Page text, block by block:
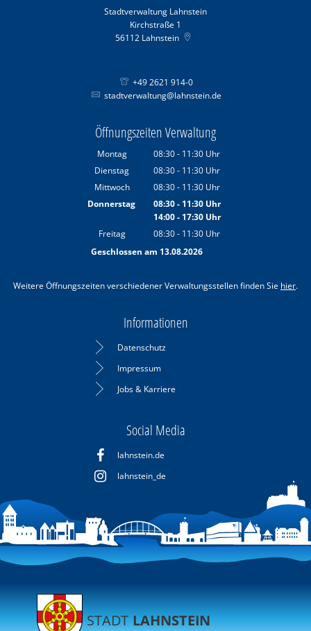
Stadtverwaltung Lahnstein
Kirchstraße 1
56112 Lahnstein
+49 2621 914-0
stadtverwaltung@lahnstein.de
Öffnungszeiten Verwaltung
Montag 08:30- 11:30 Uhr
Von 08:30 bis 11:30 Uhr
Dienstag 08:30- 11:30 Uhr
Von 08:30 bis 11:30 Uhr
Mittwoch 08:30- 11:30 Uhr
Von 08:30 bis 11:30 Uhr
Donnerstag 08:30- 11:30Uhr
Von 08:30 bis 11:30 Uhr
14:00- 17:30Uhr
Von 14:00 bis 17:30 Uhr
Freitag 08:30- 11:30 Uhr
Von 08:30 bis 11:30 Uhr
Geschlossen am 13.08.2026
Weitere Öffnungszeiten verschiedener Verwaltungsstellen finden Sie hier.
Informationen
Datenschutz
Impressum
Jobs & Karriere
Social Media
lahnstein.de
lahnstein_de
STADTLAHNSTEIN